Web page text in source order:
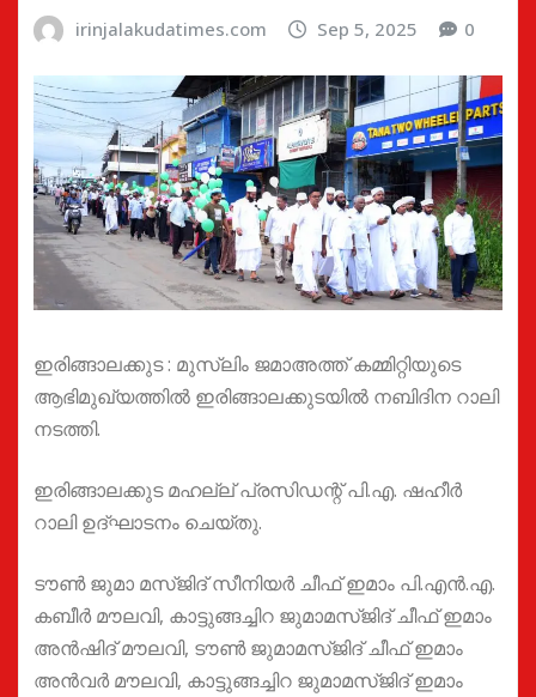
irinjalakudatimes.com Sep 5, 2025 0
ഇരിങ്ങാലക്കുട : മുസ്ലിം ജമാഅത്ത് കമ്മിറ്റിയുടെ
ആഭിമുഖ്യത്തിൽ ഇരിങ്ങാലക്കുടയിൽ നബിദിന റാലി
നടത്തി.
ഇരിങ്ങാലക്കുട മഹല്ല് പ്രസിഡന്റ് പി.എ. ഷഹീർ
റാലി ഉദ്ഘാടനം ചെയ്തു.
ടൗൺ ജുമാ മസ്ജിദ് സീനിയർ ചീഫ് ഇമാം പി.എൻ.എ.
കബീർ മൗലവി, കാട്ടുങ്ങച്ചിറ ജുമാമസ്ജിദ് ചീഫ് ഇമാം
അൻഷിദ് മൗലവി, ടൗൺ ജുമാമസ്ജിദ് ചീഫ് ഇമാം
അൻവർ മൗലവി, കാട്ടുങ്ങച്ചിറ ജുമാമസ്ജിദ് ഇമാം